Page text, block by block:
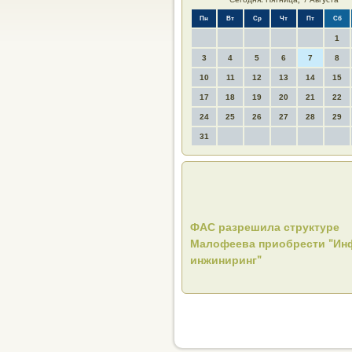
Пн Вт Ср Чт Пт Сб
1
3 4 5 6 7 8
10 11 12 13 14 15
17 18 19 20 21 22
24 25 26 27 28 29
31
ФАС разрешила структуре
Малофеева приобрести
инжиниринг"